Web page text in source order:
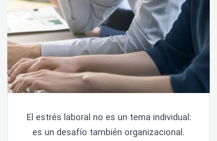
El estrés laboral no es un tema individual:
es un desafío también organizacional.